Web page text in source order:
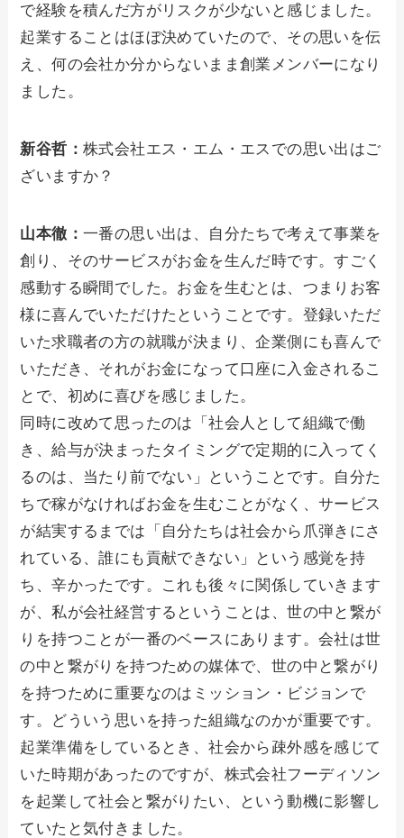
で経験を積んだ方がリスクが少ないと感じました。
起業することはほぼ決めていたので、その思いを伝
え、何の会社か分からないまま創業メンバーになり
ました。
新谷哲：株式会社エス・エム・エスでの思い出はご
ざいますか？
山本徹：一番の思い出は、自分たちで考えて事業を
創り、そのサービスがお金を生んだ時です。すごく
感動する瞬間でした。お金を生むとは、つまりお客
様に喜んでいただけたということです。登録いただ
いた求職者の方の就職が決まり、企業側にも喜んで
いただき、それがお金になって口座に入金されるこ
とで、初めに喜びを感じました。
同時に改めて思ったのは「社会人として組織で働
き、給与が決まったタイミングで定期的に入ってく
るのは、当たり前でない」ということです。自分た
ちで稼がなければお金を生むことがなく、サービス
が結実するまでは「自分たちは社会から爪弾きにさ
れている、誰にも貢献できない」という感覚を持
ち、辛かったです。これも後々に関係していきます
が、私が会社経営するということは、世の中と繋が
りを持つことが一番のベースにあります。会社は世
の中と繋がりを持つための媒体で、世の中と繋がり
を持つために重要なのはミッション・ビジョンで
す。どういう思いを持った組織なのかが重要です。
起業準備をしているとき、社会から疎外感を感じて
いた時期があったのですが、株式会社フーディソン
を起業して社会と繋がりたい、という動機に影響し
ていたと気付きました。